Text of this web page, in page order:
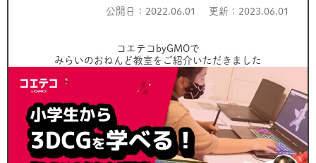
公開日：2022.06.01 更新：2023.06.01
コエテコbyGMOで
みらいのおねんど教室をご紹介いただきました